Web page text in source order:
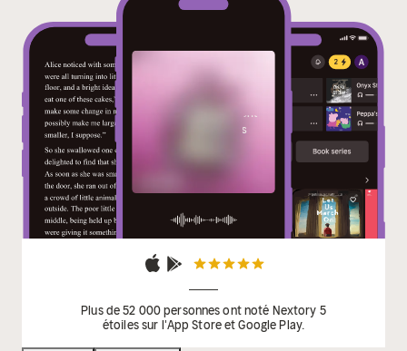
couvertures ne sont
visibles qu'après
Plus de 52 000 personnes ont noté Nextory 5
étoiles sur l'App Store et Google Play.